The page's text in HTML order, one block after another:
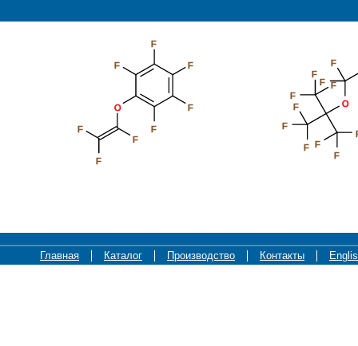
F
F
F
F
F
O
F
F
F
O
F
F
F
F
F
F
F
F
F
F
Главная Каталог Производство Контакты